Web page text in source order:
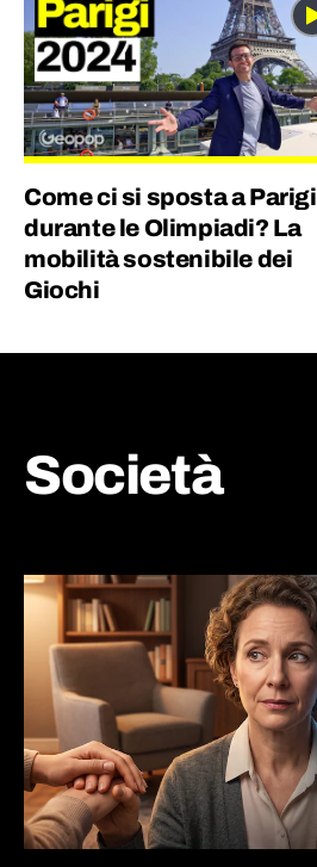
Come ci si sposta a Parigi
durante le Olimpiadi? La
mobilità sostenibile dei
Giochi
Società